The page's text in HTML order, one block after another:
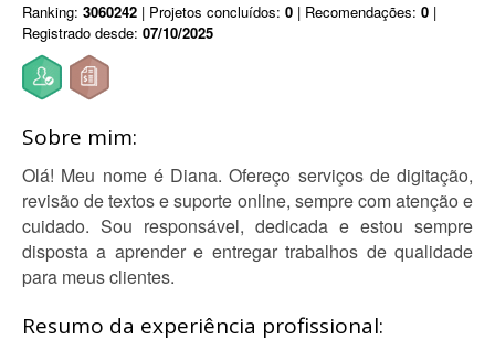
Ranking: 3060242 | Projetos concluídos: 0 | Recomendações: 0 |
Registrado desde: 07/10/2025
Sobre mim:
Olá! Meu nome é Diana. Ofereço serviços de digitação,
revisão de textos e suporte online, sempre com atenção e
cuidado. Sou responsável, dedicada e estou sempre
disposta a aprender e entregar trabalhos de qualidade
para meus clientes.
Resumo da experiência profissional: